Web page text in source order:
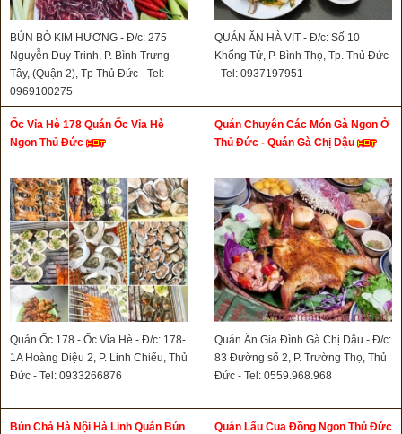
BÚN BÒ KIM HƯƠNG - Đ/c: 275
Nguyễn Duy Trinh, P. Bình Trưng
Tây, (Quận 2), Tp Thủ Đức - Tel:
0969100275
QUÁN ĂN HÀ VỊT - Đ/c: Số 10
Khổng Tử, P. Bình Thọ, Tp. Thủ Đức
- Tel: 0937197951
Ốc Vỉa Hè 178 Quán Ốc Vỉa Hè
Ngon Thủ Đức
Quán Ốc 178 - Ốc Vỉa Hè - Đ/c: 178-
1A Hoàng Diệu 2, P. Linh Chiểu, Thủ
Đức - Tel: 0933266876
Quán Chuyên Các Món Gà Ngon Ở
Thủ Đức - Quán Gà Chị Dậu
Quán Ăn Gia Đình Gà Chị Dậu - Đ/c:
83 Đường số 2, P. Trường Thọ, Thủ
Đức - Tel: 0559.968.968
Bún Chả Hà Nội Hà Linh Quán Bún
Quán Lẩu Cua Đồng Ngon Thủ Đức